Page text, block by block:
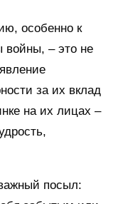
особенно к
войны, – это не
за их вклад
на их лицах –
посыл: